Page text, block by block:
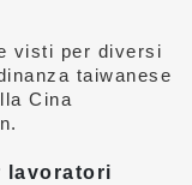
visti per diversi
taiwanese
Cina
lavoratori